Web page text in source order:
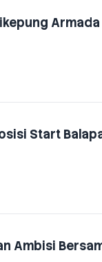
Start
Ambisi